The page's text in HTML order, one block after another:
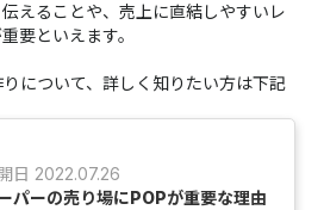
えることや、売上に直結しやすいレ
要といえます。
について、詳しく知りたい方は下記
日 2022.07.26
パーの売り場にPOPが重要な理由